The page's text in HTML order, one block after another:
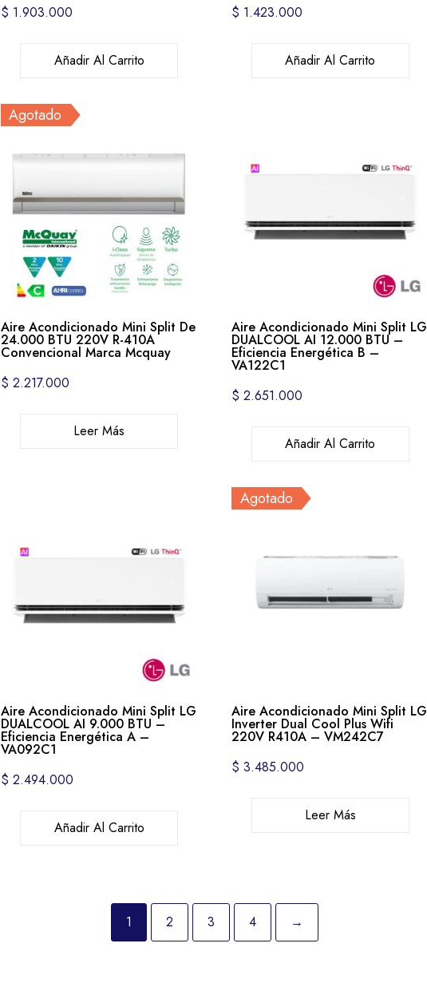
$ 1.903.000
Añadir Al Carrito
$ 1.423.000
Añadir Al Carrito
Agotado
Aire Acondicionado Mini Split De
24.000 BTU 220V R-410A
Convencional Marca Mcquay
$ 2.217.000
Leer Más
Aire Acondicionado Mini Split LG
DUALCOOL AI 12.000 BTU –
Eficiencia Energética B –
VA122C1
$ 2.651.000
Añadir Al Carrito
Aire Acondicionado Mini Split LG
DUALCOOL AI 9.000 BTU –
Eficiencia Energética A –
VA092C1
$ 2.494.000
Añadir Al Carrito
Agotado
Aire Acondicionado Mini Split LG
Inverter Dual Cool Plus Wifi
220V R410A – VM242C7
$ 3.485.000
Leer Más
1 2 3 4 →